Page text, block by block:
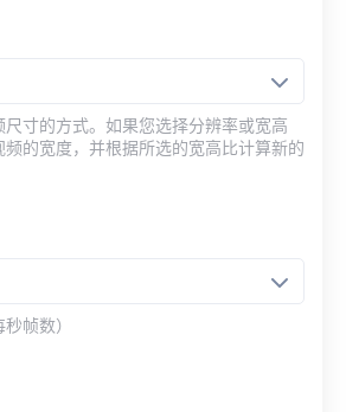
寸的方式。如果您选择分辨率或宽高
的宽度，并根据所选的宽高比计算新的
帧数）